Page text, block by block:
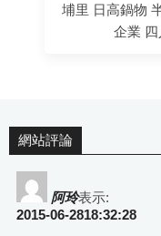
埔里 日高鍋物
企業
網站評論
阿玲表示:
2015-06-2818:32:28